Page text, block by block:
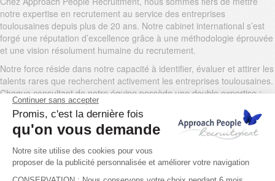
notre expertise en recrutement au service des entreprises
toulousaines depuis plus de 20 ans. Notre cabinet international s’est
forgé une réputation d’excellence grâce à une méthodologie éprouvée
et une vision résolument humaine du recrutement.
Notre force réside dans notre capacité à identifier, évaluer et attirer les
talents rares que recherchent activement les entreprises toulousaines.
Chaque consultant de notre équipe possède une double expertise :
sectorielle et géographique, permettant d’appréhender avec précision
les enjeux RH propres à la région Occitanie.
Pour les candidats en recherche d’emploi à Toulouse, notre
accompagnement va plus loin que le simple placement comme c’est le
cas pour d’autres agences. Nous vous guidons à chaque étape du